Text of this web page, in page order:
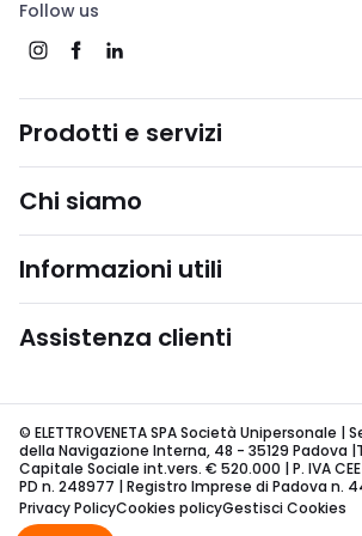
Follow us
Prodotti e servizi
Chi siamo
Informazioni utili
Assistenza clienti
© ELETTROVENETA SPA Società Unipersonale |
della Navigazione Interna, 48 - 35129 Padova
Capitale Sociale int.vers. € 520.000 | P. IVA CEE
PD n. 248977 | Registro Imprese di Padova n.
Privacy PolicyCookies policyGestisci Cookies